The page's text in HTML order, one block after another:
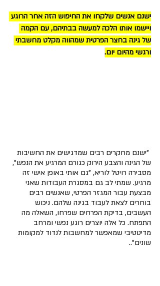
ישנם אנשים שלקחו את החיפוש הזה אחר הרוגע
ויישמו אותו הלכה למעשה בבתיהם, עם הקמה
של גינה בחצר הפרטית שמהווה מקלט מחשבתי
ורגשי מהיום יום.
"ישנם מחקרים רבים שמדגישים את החשיבות
של הגינה והצבע הירוק כגורם המרגיע את הנפש",
מסבירה רויטל לוריא, "גם אותי באופן אישי זה
מרגיע. שמתי לב גם במסגרת העבודות שאני
מבצעת עבור המגזר הפרטי, שאנשים רבים
בוחרים לצאת לעבוד בגינה שלהם. ניכוש
העשבים, בדיקת הפרחים שפרחו, השאלה מה
התפתח. כל אלה יוצרים רוגע נפשי ומרחב
מדיטטיבי שמאפשר למחשבות לנדוד למקומות
שונים"..